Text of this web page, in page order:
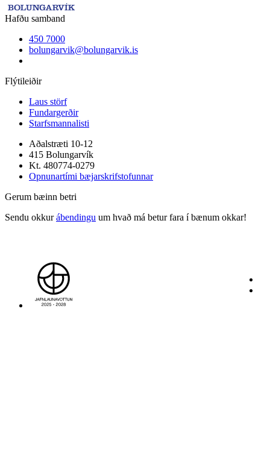
Hafðu samband
450 7000
bolungarvik@bolungarvik.is
Flýtileiðir
Laus störf
Fundargerðir
Starfsmannalisti
Aðalstræti 10-12
415 Bolungarvík
Kt. 480774-0279
Opnunartími bæjarskrifstofunnar
Gerum bæinn betri
Sendu okkurábendingu um hvað má betur fara í bænum okkar!